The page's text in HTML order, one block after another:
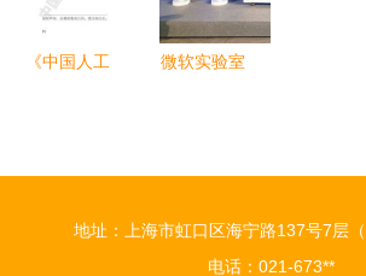
《中国人工
动AI基础软
微软实验室
件，助推产
地址：上海市虹口区海宁路137号7层（
电话：021-673**